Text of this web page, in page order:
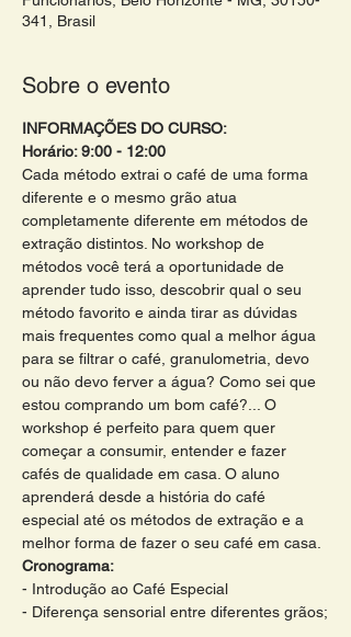
341, Brasil
Sobre o evento
INFORMAÇÕES DO CURSO:
Horário: 9:00 - 12:00
Cada método extrai o café de uma forma
diferente e o mesmo grão atua
completamente diferente em métodos de
extração distintos. No workshop de
métodos você terá a oportunidade de
aprender tudo isso, descobrir qual o seu
método favorito e ainda tirar as dúvidas
mais frequentes como qual a melhor água
para se filtrar o café, granulometria, devo
ou não devo ferver a água? Como sei que
estou comprando um bom café?... O
workshop é perfeito para quem quer
começar a consumir, entender e fazer
cafés de qualidade em casa. O aluno
aprenderá desde a história do café
especial até os métodos de extração e a
melhor forma de fazer o seu café em casa.
Cronograma:
- Introdução ao Café Especial
- Diferença sensorial entre diferentes grãos;